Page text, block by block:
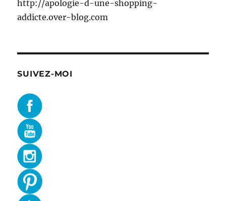
http://apologie-d-une-shopping-
addicte.over-blog.com
SUIVEZ-MOI